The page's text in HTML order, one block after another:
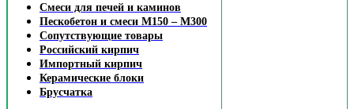
Смеси для печей и каминов
Пескобетон и смеси М150 – М300
Сопутствующие товары
Российский кирпич
Импортный кирпич
Керамические блоки
Брусчатка